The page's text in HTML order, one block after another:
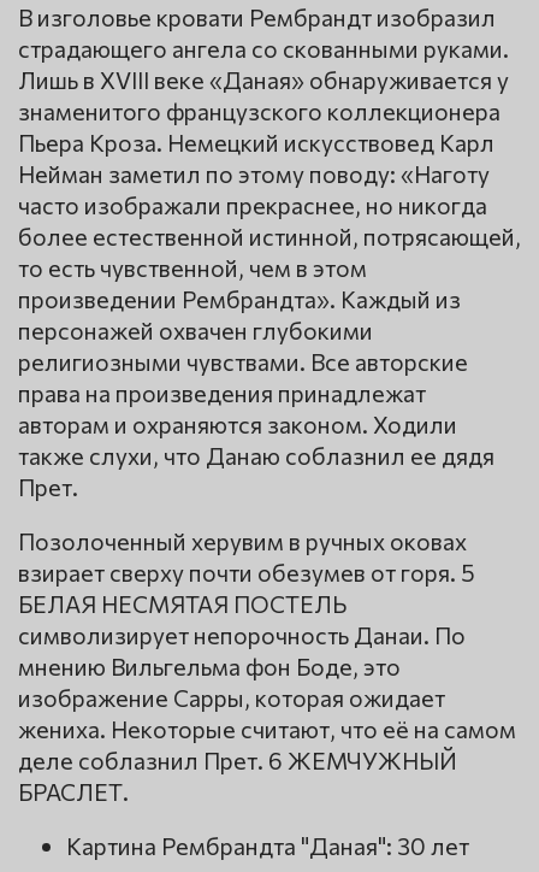
В изголовье кровати Рембрандт изобразил
страдающего ангела со скованными руками.
Лишь в XVIII веке «Даная» обнаруживается у
знаменитого французского коллекционера
Пьера Кроза. Немецкий искусствовед Карл
Нейман заметил по этому поводу: «Наготу
часто изображали прекраснее, но никогда
более естественной истинной, потрясающей,
то есть чувственной, чем в этом
произведении Рембрандта». Каждый из
персонажей охвачен глубокими
религиозными чувствами. Все авторские
права на произведения принадлежат
авторам и охраняются законом. Ходили
также слухи, что Данаю соблазнил ее дядя
Прет.
Позолоченный херувим в ручных оковах
взирает сверху почти обезумев от горя. 5
БЕЛАЯ НЕСМЯТАЯ ПОСТЕЛЬ
символизирует непорочность Данаи. По
мнению Вильгельма фон Боде, это
изображение Сарры, которая ожидает
жениха. Некоторые считают, что её на самом
деле соблазнил Прет. 6 ЖЕМЧУЖНЫЙ
БРАСЛЕТ.
Картина Рембрандта "Даная": 30 лет